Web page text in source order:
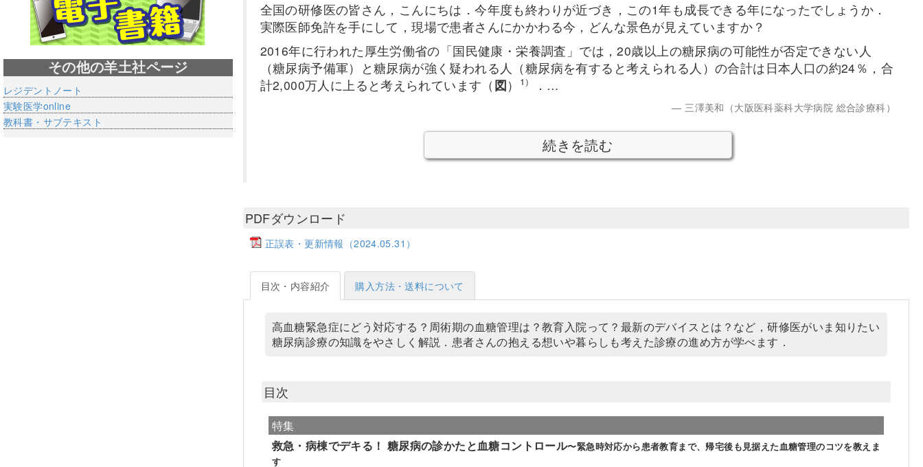
全国の研修医の皆さん，こんにちは．今年度も終わりが近づき，この1年も成長できる年になったでしょうか．
実際医師免許を手にして，現場で患者さんにかかわる今，どんな景色が見えていますか？
2016年に行われた厚生労働省の「国民健康・栄養調査」では，20歳以上の糖尿病の可能性が否定できない人
（糖尿病予備軍）と糖尿病が強く疑われる人（糖尿病を有すると考えられる人）の合計は日本人口の約24％，合
計2,000万人に上ると考えられています（ 図） 1） ．…
三澤美和（大阪医科薬科大学病院 総合診療科）
続きを読む
PDFダウンロード
正誤表・更新情報（2024.05.31）
目次・内容紹介 購入方法・送料について
高血糖緊急症にどう対応する？周術期の血糖管理は？教育入院って？最新のデバイスとは？など，研修医がいま知りたい
糖尿病診療の知識をやさしく解説．患者さんの抱える想いや暮らしも考えた診療の進め方が学べます．
目次
特集
救急・病棟でデキる！ 糖尿病の診かたと血糖コントロール〜緊急時対応から患者教育まで、帰宅後も見据えた血糖管理のコツを教えま
す
その他の羊土社ページ
レジデントノート
実験医学online
教科書・サブテキスト